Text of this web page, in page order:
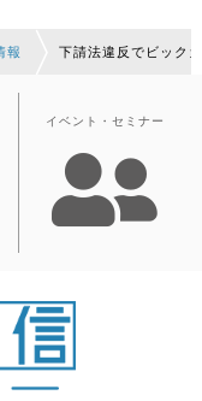
報 下請法違反でビック
イベント・セミナー